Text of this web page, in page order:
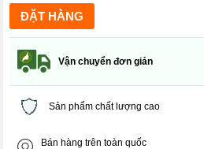
Vận chuyển đơn giản
Sản phẩm chất lượng cao
Bán hàng trên toàn quốc